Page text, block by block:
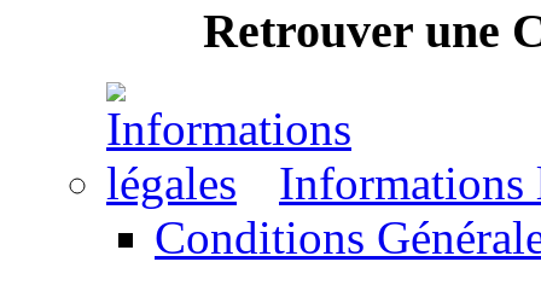
Retrouver une
Informations
Conditions